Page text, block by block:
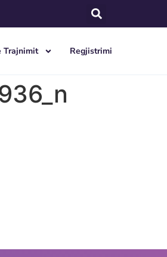
Trajnimit Regjistrimi